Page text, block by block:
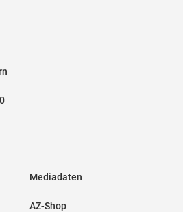
Mediadaten
AZ-Shop